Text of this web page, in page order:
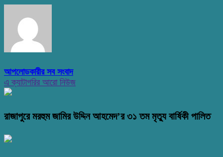
আপলোডকারীর সব সংবাদ
এ ক্যাটাগরির আরো নিউজ
রাজাপুরে মরহুম জামির উদ্দিন আহমেদ’র ৩১ তম মৃত্যু বার্ষিকী পালিত